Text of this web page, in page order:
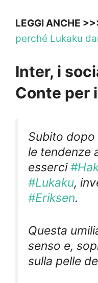
LEGGI ANCHE
perché Lukaku
Inter, i
Conte per
Subito dopo
le tendenze
esserci
#Lukaku ,
#Eriksen
Questa
senso e,
sulla pelle